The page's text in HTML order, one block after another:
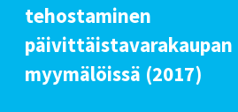
tehostaminen
päivittäistavarakaupan
myymälöissä (2017)